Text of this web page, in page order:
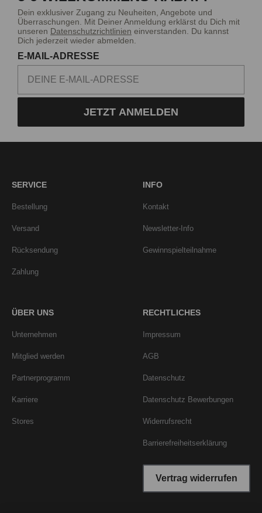
Dein exklusiver Zugang zu Neuheiten, Angebote und
Überraschungen. Mit Deiner Anmeldung erklärst du Dich mit
unseren Datenschutzrichtlinien einverstanden. Du kannst
Dich jederzeit wieder abmelden.
E-MAIL-ADRESSE
JETZT ANMELDEN
SERVICE
Bestellung
Versand
Rücksendung
Zahlung
INFO
Kontakt
Newsletter-Info
Gewinnspielteilnahme
ÜBER UNS
Unternehmen
Mitglied werden
Partnerprogramm
Karriere
Stores
RECHTLICHES
Impressum
AGB
Datenschutz
Datenschutz Bewerbungen
Widerrufsrecht
Barrierefreiheitserklärung
Vertrag widerrufen